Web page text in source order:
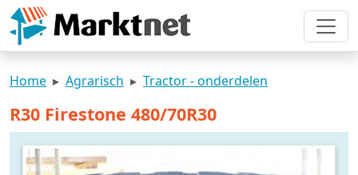
Home Agrarisch Tractor - onderdelen
R30 Firestone 480/70R30